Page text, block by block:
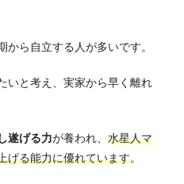
ら自立する人が多いです。
いと考え、実家から早く離れ
遂げる力が養われ、 水星人マ
げる能力に優れています。